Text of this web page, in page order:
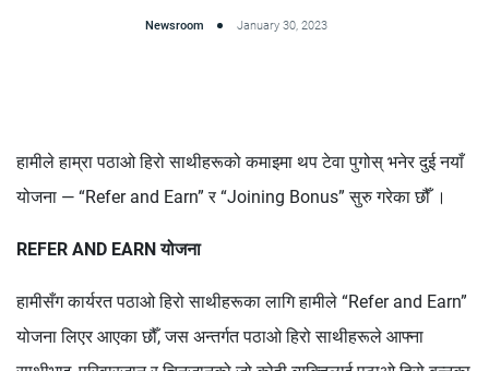
Newsroom January 30, 2023
हामीले हाम्रा पठाओ हिरो साथीहरूको कमाइमा थप टेवा पुगोस् भनेर दुई नयाँ
योजना — “Refer and Earn” र “Joining Bonus” सुरु गरेका छौँ ।
REFER AND EARN योजना
हामीसँग कार्यरत पठाओ हिरो साथीहरूका लागि हामीले “Refer and Earn”
योजना लिएर आएका छौँ, जस अन्तर्गत पठाओ हिरो साथीहरूले आफ्ना